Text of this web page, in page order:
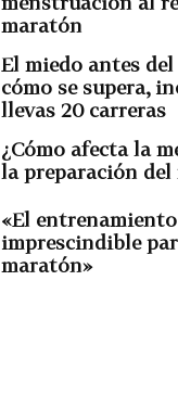
maratón
El miedo antes
cómo se supera,
llevas 20 carreras
¿Cómo afecta la
la preparación del
«El
imprescindible
maratón»